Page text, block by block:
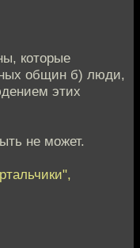
которые
общин б) люди,
этих
не может.